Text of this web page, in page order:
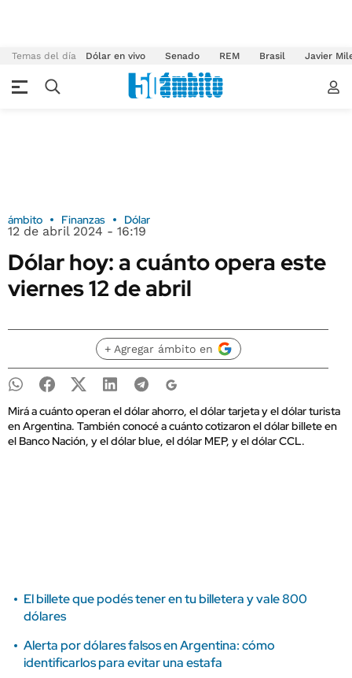
Temas del día Dólar en vivo Senado REM Brasil Javier
ámbito Finanzas Dólar
12 de abril 2024 - 16:19
Dólar hoy: a cuánto opera este
viernes 12 de abril
+ Agregar ámbito en
Mirá a cuánto operan el dólar ahorro, el dólar tarjeta y el dólar turista
en Argentina. También conocé a cuánto cotizaron el dólar billete en
el Banco Nación, y el dólar blue, el dólar MEP, y el dólar CCL.
El billete que podés tener en tu billetera y vale 800
dólares
Alerta por dólares falsos en Argentina: cómo
identificarlos para evitar una estafa